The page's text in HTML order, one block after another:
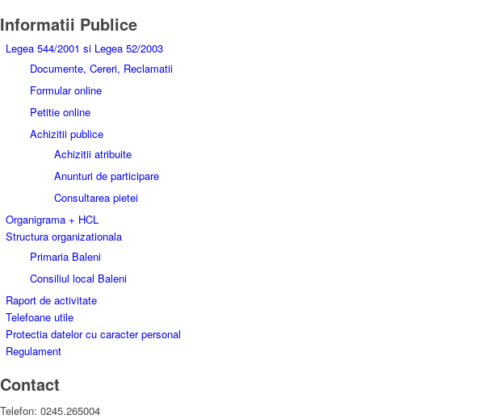
Informatii Publice
Legea 544/2001 si Legea 52/2003
Documente, Cereri, Reclamatii
Formular online
Petitie online
Achizitii publice
Achizitii atribuite
Anunturi de participare
Consultarea pietei
Organigrama + HCL
Structura organizationala
Primaria Baleni
Consiliul local Baleni
Raport de activitate
Telefoane utile
Protectia datelor cu caracter personal
Regulament
Contact
Telefon: 0245.265004